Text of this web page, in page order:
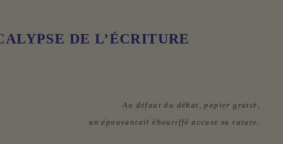
DE L’ÉCRITURE
Au défaut du débat, papier gratté,
un épouvantail ébouriffé accuse sa rature.